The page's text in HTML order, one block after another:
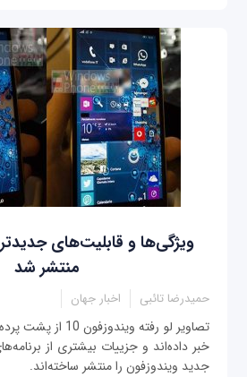
ویژگی‌‌ها و قابلیت‌های
منتشر شد
حمیدرضا تائبی اخبار جهان
تصاویر لو رفته
خبر داده‌اند و جزییات بیشتری از
جدید ویندوزفون را منتشر ساخته‌اند.